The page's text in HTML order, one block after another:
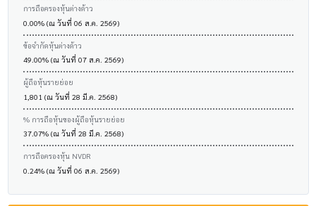
การถือครองหุ้นต่างด้าว
0.00% (ณ วันที่ 06 ส.ค. 2569)
ข้อจำกัดหุ้นต่างด้าว
49.00% (ณ วันที่ 07 ส.ค. 2569)
ผู้ถือหุ้นรายย่อย
1,801 (ณ วันที่ 28 มี.ค. 2568)
% การถือหุ้นของผู้ถือหุ้นรายย่อย
37.07% (ณ วันที่ 28 มี.ค. 2568)
การถือครองหุ้น NVDR
0.24% (ณ วันที่ 06 ส.ค. 2569)